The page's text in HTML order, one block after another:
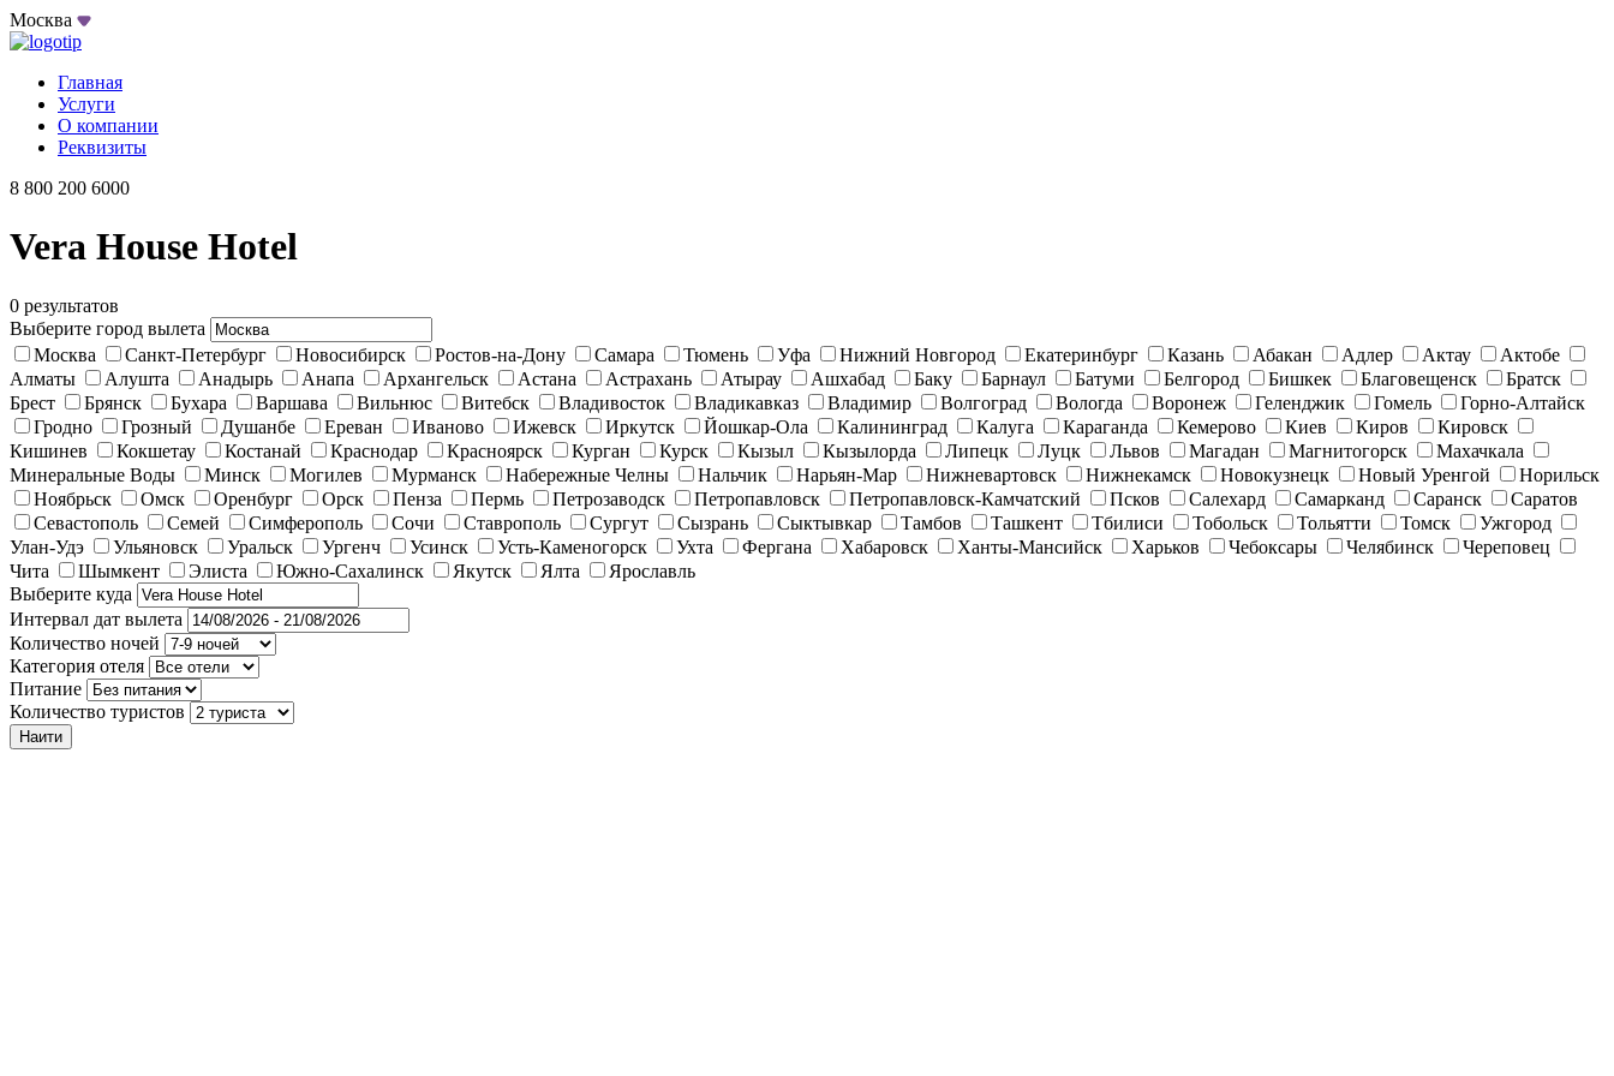
Москва
Главная
Услуги
О компании
Реквизиты
8 800 200 6000
Vera House Hotel
0 результатов
Выберите город вылета
Москва
Санкт-Петербург Новосибирск Ростов-на-Дону Самара Тюмень Уфа Нижний Новгород Екатеринбург Казань Абакан Адлер Актау
Актобе
Алматы
Алушта Анадырь Анапа Архангельск Астана Астрахань Атырау Ашхабад Баку Барнаул Батуми Белгород Бишкек Благовещенск
Братск
Брест
Брянск Бухара Варшава Вильнюс Витебск Владивосток Владикавказ Владимир Волгоград Вологда Воронеж Геленджик Гомель
Горно-Алтайск
Гродно
Грозный Душанбе Ереван Иваново Ижевск Иркутск Йошкар-Ола Калининград Калуга Караганда Кемерово Киев Киров
Кировск
Кишинев
Кокшетау Костанай Краснодар Красноярск Курган Курск Кызыл Кызылорда Липецк Луцк Львов Магадан Магнитогорск
Махачкала
Минеральные Воды
Минск Могилев Мурманск Набережные Челны Нальчик Нарьян-Мар Нижневартовск Нижнекамск Новокузнецк Новый Уренгой
Норильск
Ноябрьск
Омск Оренбург Орск Пенза Пермь Петрозаводск Петропавловск Петропавловск-Камчатский Псков Салехард Самарканд Саранск
Саратов
Севастополь
Семей Симферополь Сочи Ставрополь Сургут Сызрань Сыктывкар Тамбов Ташкент Тбилиси Тобольск Тольятти Томск
Ужгород
Улан-Удэ
Ульяновск Уральск Ургенч Усинск Усть-Каменогорск Ухта Фергана Хабаровск Ханты-Мансийск Харьков Чебоксары Челябинск
Череповец
Чита
Шымкент Элиста Южно-Сахалинск Якутск Ялта
Ярославль
Выберите куда
Интервал дат вылета
Количество ночей
Категория отеля
Питание
Количество туристов
Наити